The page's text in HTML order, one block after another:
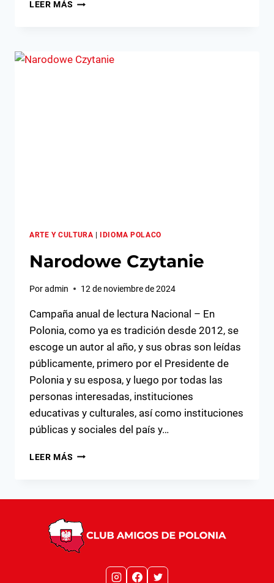
LEER MÁS
POLONIA
ARTE Y CULTURA IDIOMA POLACO
Narodowe Czytanie
Poradmin 12 de noviembre de 2024
Campaña anual de lectura Nacional – En
Polonia, como ya es tradición desde 2012, se
escoge un autor al año, y sus obras son leídas
públicamente, primero por el Presidente de
Polonia y su esposa, y luego por todas las
personas interesadas, instituciones
educativas y culturales, así como instituciones
públicas y sociales del país y…
LEER MÁS NARODOWE